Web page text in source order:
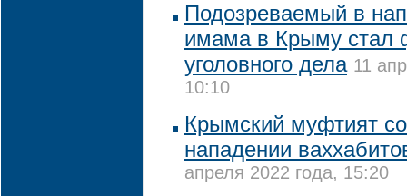
Подозреваемый в
имама в Крыму стал
уголовного дела 11
10:10
Крымский муфтият
нападении
апреля 2022 года, 15:20